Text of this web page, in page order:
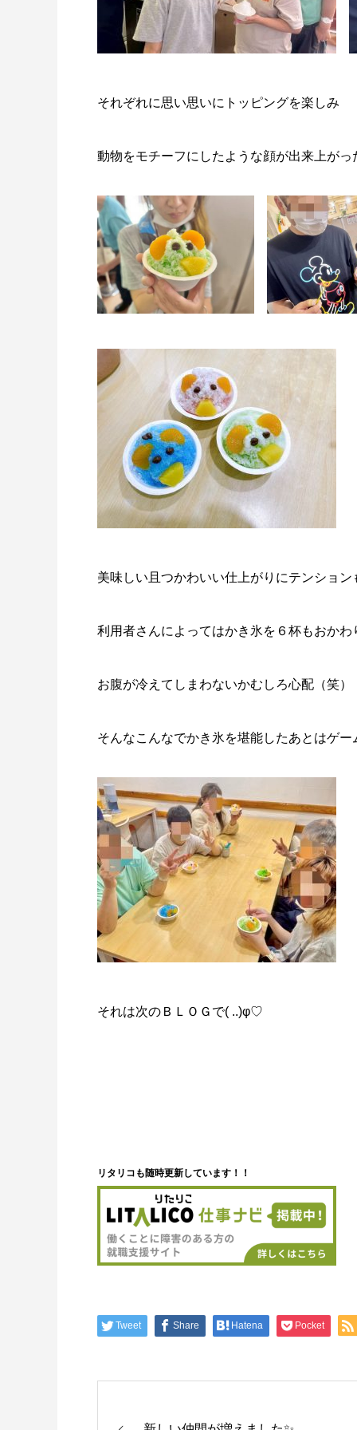
それぞれに思い思いにトッピングを楽しみ
動物をモチーフにしたような顔が出来上がっ
美味しい且つかわいい仕上がりにテンション
利用者さんによってはかき氷を６杯もおか
お腹が冷えてしまわないかむしろ心配（笑）
そんなこんなでかき氷を堪能したあとはゲ
それは次のＢＬＯＧで( ..)φ♡
リタリコも随時更新しています！！
Tweet Share Hatena Pocket